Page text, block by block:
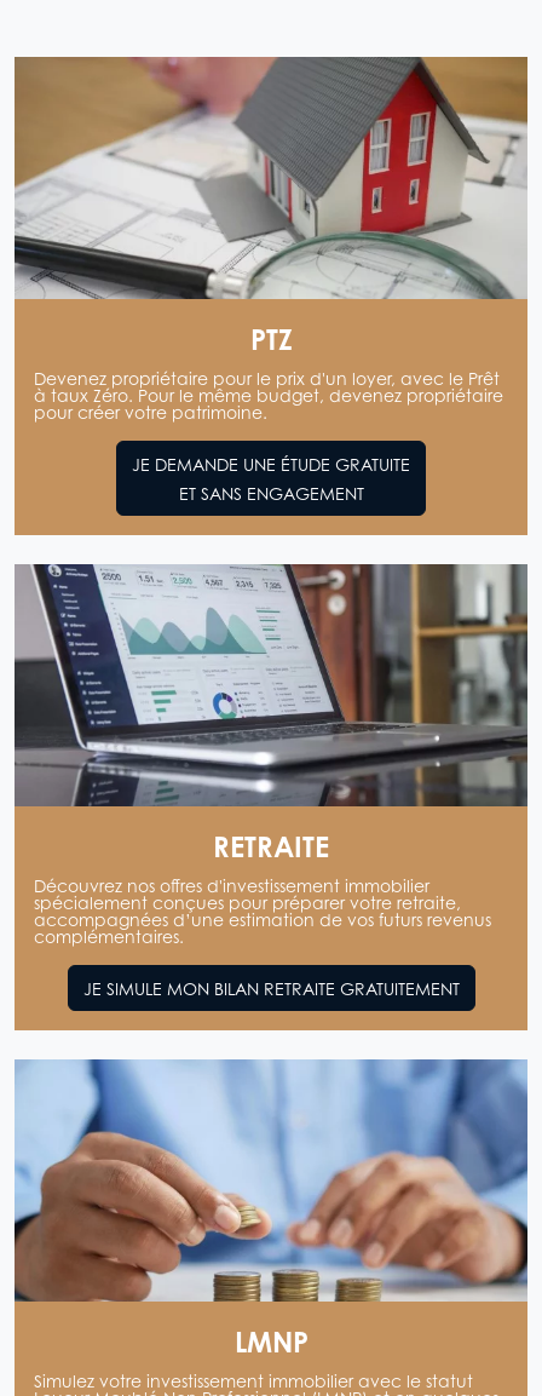
PTZ
Devenez propriétaire pour le prix d'un loyer, avec le Prêt
à taux Zéro. Pour le même budget, devenez propriétaire
pour créer votre patrimoine.
JE DEMANDE UNE ÉTUDE GRATUITE
ET SANS ENGAGEMENT
RETRAITE
Découvrez nos offres d'investissement immobilier
spécialement conçues pour préparer votre retraite,
accompagnées d’une estimation de vos futurs revenus
complémentaires.
JE SIMULE MON BILAN RETRAITE GRATUITEMENT
LMNP
Simulez votre investissement immobilier avec le statut